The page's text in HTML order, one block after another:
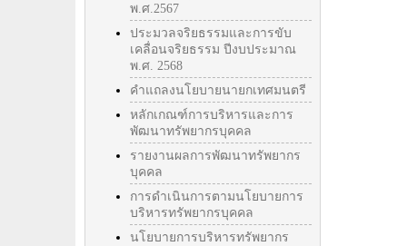
พ.ศ.2567
ประมวลจริยธรรมและการขับ
เคลื่อนจริยธรรม ปีงบประมาณ
พ.ศ. 2568
คำแถลงนโยบายนายกเทศมนตรี
หลักเกณฑ์การบริหารและการ
พัฒนาทรัพยากรบุคคล
รายงานผลการพัฒนาทรัพยากร
บุคคล
การดำเนินการตามนโยบายการ
บริหารทรัพยากรบุคคล
นโยบายการบริหารทรัพยากร